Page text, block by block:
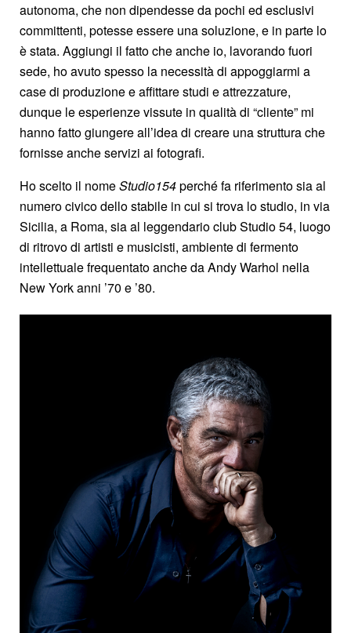
autonoma, che non dipendesse da pochi ed esclusivi
committenti, potesse essere una soluzione, e in parte lo
è stata. Aggiungi il fatto che anche io, lavorando fuori
sede, ho avuto spesso la necessità di appoggiarmi a
case di produzione e affittare studi e attrezzature,
dunque le esperienze vissute in qualità di “cliente” mi
hanno fatto giungere all’idea di creare una struttura che
fornisse anche servizi ai fotografi.
Ho scelto il nomeStudio154perché fa riferimento sia al
numero civico dello stabile in cui si trova lo studio, in via
Sicilia, a Roma, sia al leggendario club Studio 54, luogo
di ritrovo di artisti e musicisti, ambiente di fermento
intellettuale frequentato anche da Andy Warhol nella
New York anni ’70 e ’80.